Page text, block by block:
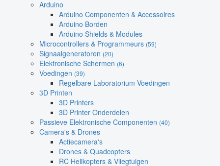
Arduino
Arduino Componenten & Accessoires
Arduino Borden
Arduino Shields & Modules
Microcontrollers & Programmeurs (59)
Signaalgeneratoren (20)
Elektronische Schermen (6)
Voedingen (39)
Regelbare Laboratorium Voedingen
3D Printen
3D Printers
3D Printer Onderdelen
Passieve Elektronische Componenten (40)
Camera's & Drones
Actiecamera's
Drones & Quadcopters
RC Helikopters & Vliegtuigen